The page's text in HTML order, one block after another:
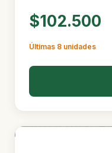
$102.500
Últimas 8 unidades